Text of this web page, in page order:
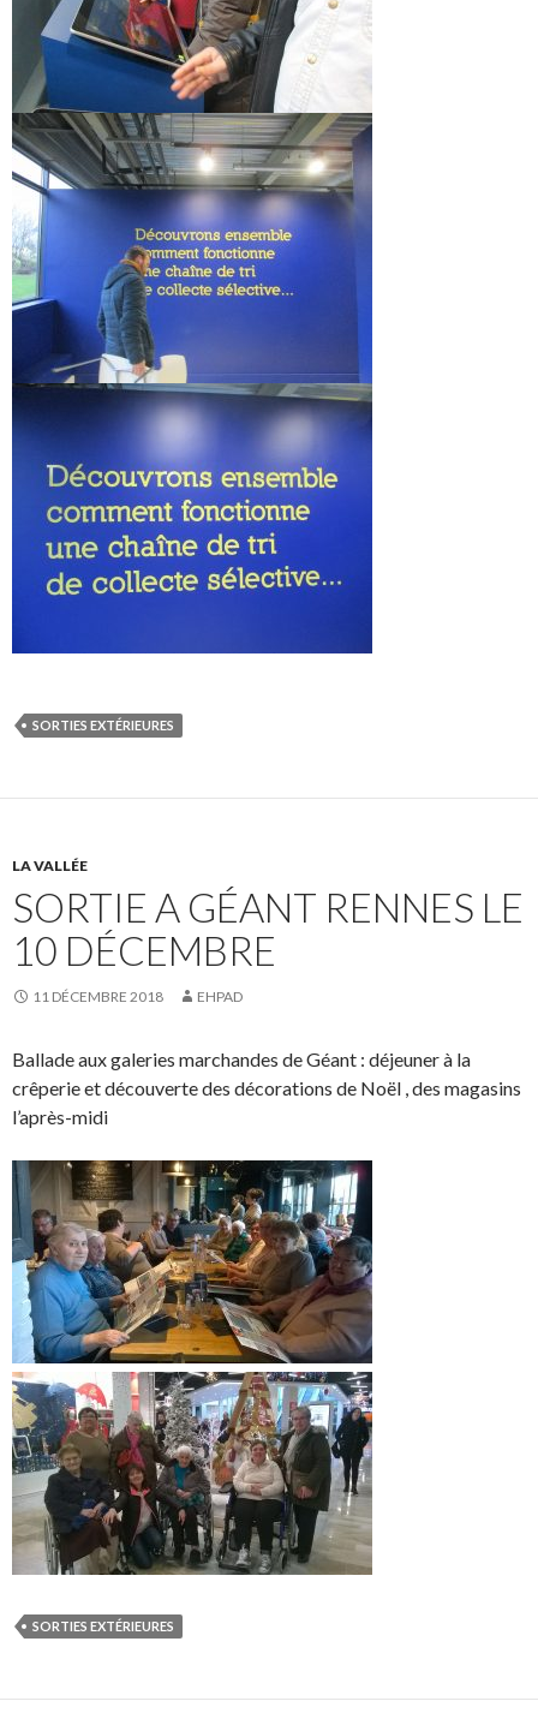
SORTIES EXTÉRIEURES
LA VALLÉE
SORTIE A GÉANT RENNES LE
10 DÉCEMBRE
11 DÉCEMBRE 2018 EHPAD
Ballade aux galeries marchandes de Géant : déjeuner à la
crêperie et découverte des décorations de Noël , des magasins
l’après-midi
SORTIES EXTÉRIEURES